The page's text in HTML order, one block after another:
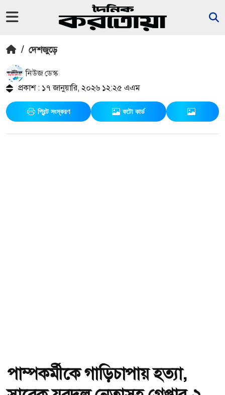
/ দেশজুড়ে
নিউজ ডেস্ক
প্রকাশ : ১৭ জানুয়ারি, ২০২৬ ১২:২৫ এএম
প্রিন্ট সংস্করণ ফটো কার্ড
পাম্পকর্মীকে গাড়িচাপায় হত্যা,